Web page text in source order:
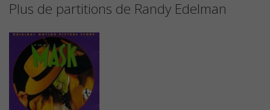
Plus de partitions de Randy Edelman